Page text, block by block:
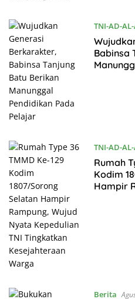
TNI-AD-
Babinsa
TNI-AD-
Rumah
Kodim
Hampir
Berita